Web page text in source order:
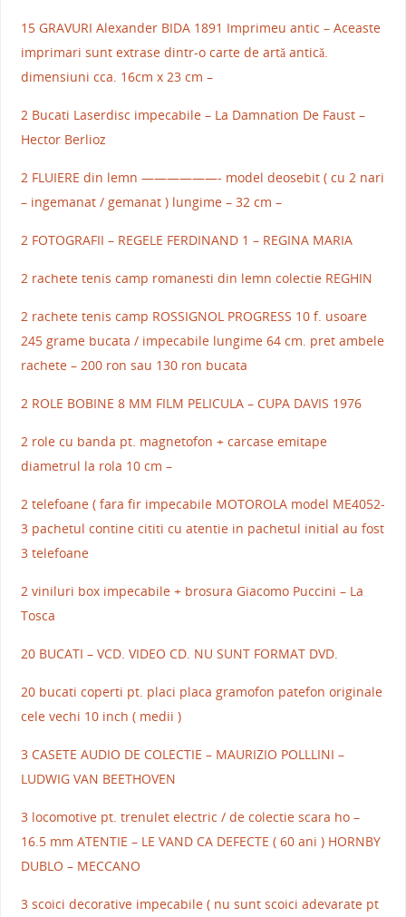
15 GRAVURI Alexander BIDA 1891 Imprimeu antic – Aceaste
imprimari sunt extrase dintr-o carte de artă antică.
dimensiuni cca. 16cm x 23 cm –
2 Bucati Laserdisc impecabile – La Damnation De Faust –
Hector Berlioz
2 FLUIERE din lemn ——————- model deosebit ( cu 2 nari
– ingemanat / gemanat ) lungime – 32 cm –
2 FOTOGRAFII – REGELE FERDINAND 1 – REGINA MARIA
2 rachete tenis camp romanesti din lemn colectie REGHIN
2 rachete tenis camp ROSSIGNOL PROGRESS 10 f. usoare
245 grame bucata / impecabile lungime 64 cm. pret ambele
rachete – 200 ron sau 130 ron bucata
2 ROLE BOBINE 8 MM FILM PELICULA – CUPA DAVIS 1976
2 role cu banda pt. magnetofon + carcase emitape
diametrul la rola 10 cm –
2 telefoane ( fara fir impecabile MOTOROLA model ME4052-
3 pachetul contine cititi cu atentie in pachetul initial au fost
3 telefoane
2 viniluri box impecabile + brosura Giacomo Puccini – La
Tosca
20 BUCATI – VCD. VIDEO CD. NU SUNT FORMAT DVD.
20 bucati coperti pt. placi placa gramofon patefon originale
cele vechi 10 inch ( medii )
3 CASETE AUDIO DE COLECTIE – MAURIZIO POLLLINI –
LUDWIG VAN BEETHOVEN
3 locomotive pt. trenulet electric / de colectie scara ho –
16.5 mm ATENTIE – LE VAND CA DEFECTE ( 60 ani ) HORNBY
DUBLO – MECCANO
3 scoici decorative impecabile ( nu sunt scoici adevarate pt